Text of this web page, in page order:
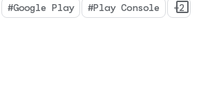
#Google Play #Play Console +2